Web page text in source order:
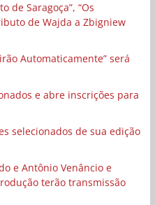
de Saragoça”, “Os
de Wajda a Zbigniew
Automaticamente” será
e abre inscrições para
selecionados de sua edição
e Antônio Venâncio e
terão transmissão